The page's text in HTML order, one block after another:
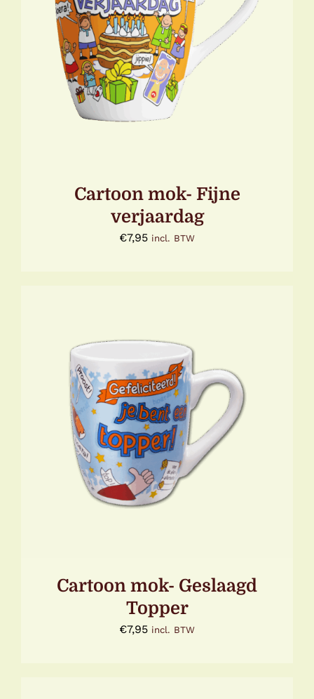
TOEVOEGEN AAN WINKELWAGEN
/
DETAILS
Cartoon mok- Fijne
verjaardag
€7,95 incl. BTW
TOEVOEGEN AAN WINKELWAGEN
DETAILS
Cartoon mok- Geslaagd
Topper
€7,95 incl. BTW